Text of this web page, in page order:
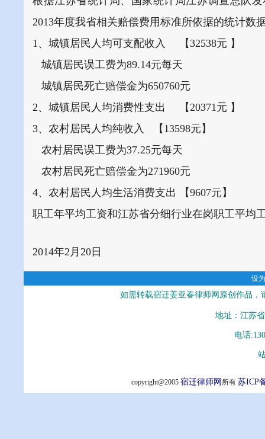
2013年度我省相关赔偿费用标准所依据的统计数
1、城镇居民人均可支配收入 【32538元 】
城镇居民误工费为89.14元每天
城镇居民死亡赔偿金为650760元
2、城镇居民人均消费性支出 【20371元 】
3、农村居民人均纯收入 【 13598元】
农村居民误工费为37.25元每天
农村居民死亡赔偿金为271960元
4、农村居民人均生活消费支出 【9607元】
职工年平均工资和江苏省分细行业在岗职工平均
2014年2 月 20 日
设
如需转载宿迁姜亚春律师网原创作品
地址：江苏
电话
copyright@2005 宿迁律师网 所有 苏ICP